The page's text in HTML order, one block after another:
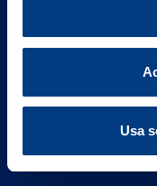
Usa
Sostenibilità
Performances